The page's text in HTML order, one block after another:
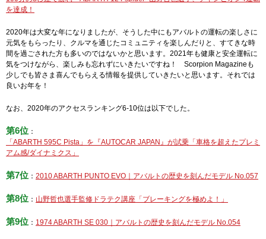
を達成！
2020年は大変な年になりましたが、そうした中にもアバルトの運転の楽しさに
元気をもらったり、クルマを通じたコミュニティを楽しんだりと、すてきな時
間を過ごされた方も多いのではないかと思います。2021年も健康と安全運転に
気をつけながら、楽しみも忘れずにいきたいですね！ Scorpion Magazineも
少しでも皆さま喜んでもらえる情報を提供していきたいと思います。それでは
良いお年を！
なお、2020年のアクセスランキング6-10位は以下でした。
第6位 ：
「ABARTH 595C Pista」を『AUTOCAR JAPAN』が試乗「車格を超えたプレミ
アム感/ダイナミクス」
第7位 ： 2010 ABARTH PUNTO EVO｜アバルトの歴史を刻んだモデル No.057
第8位 ： 山野哲也選手監修ドラテク講座「ブレーキングを極めよ！」
第9位 ： 1974 ABARTH SE 030｜アバルトの歴史を刻んだモデル No.054